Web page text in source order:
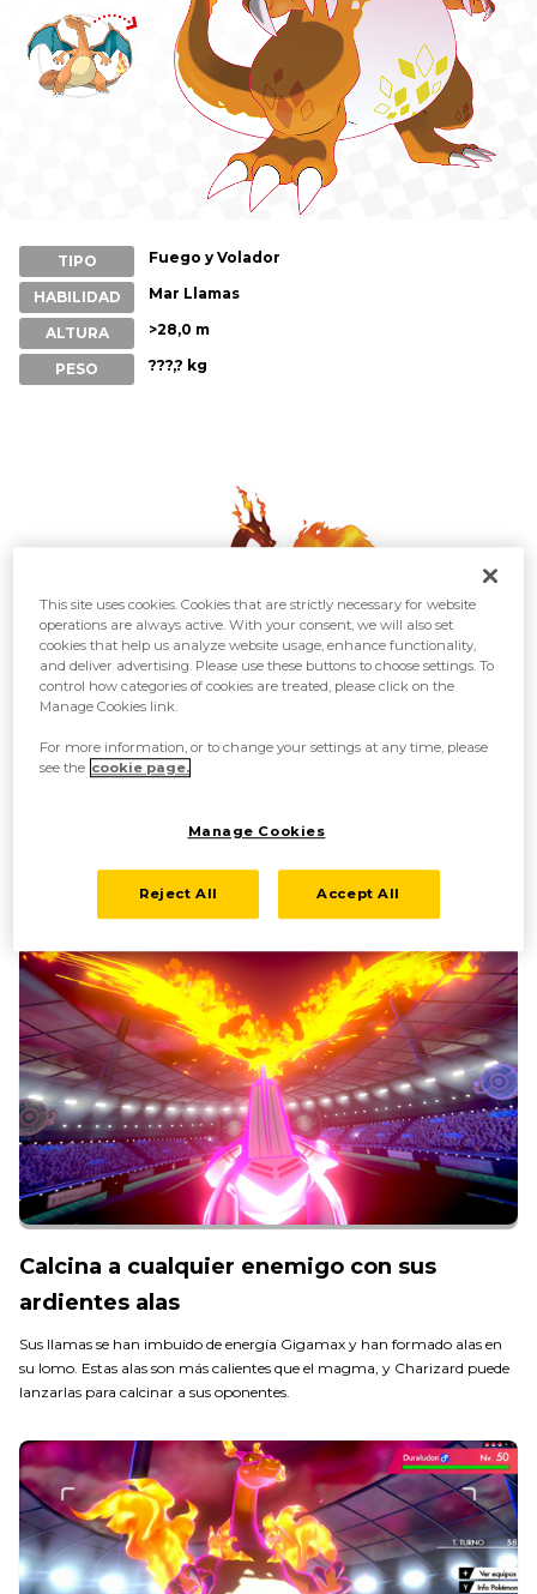
TIPO Fuego y Volador
HABILIDAD Mar Llamas
ALTURA >28,0 m
PESO ???,? kg
rezuma fuego por la boca y por los cuernos, además de por la cola. La
intensidad de las llamas parece aumentar cuando ruge.
Calcina a cualquier enemigo con sus
ardientes alas
Sus llamas se han imbuido de energía Gigamax y han formado alas en
su lomo. Estas alas son más calientes que el magma, y Charizard puede
lanzarlas para calcinar a sus oponentes.
This site uses cookies. Cookies that are strictly necessary for website
operations are always active. With your consent, we will also set
cookies that help us analyze website usage, enhance functionality,
and deliver advertising. Please use these buttons to choose settings. To
control how categories of cookies are treated, please click on the
Manage Cookies link.
For more information, or to change your settings at any time, please
see the cookie page.
Manage Cookies
Reject All Accept All